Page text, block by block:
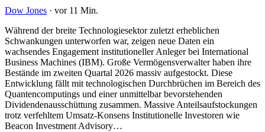
Dow Jones · vor 11 Min.
Während der breite Technologiesektor zuletzt erheblichen
Schwankungen unterworfen war, zeigen neue Daten ein
wachsendes Engagement institutioneller Anleger bei International
Business Machines (IBM). Große Vermögensverwalter haben ihre
Bestände im zweiten Quartal 2026 massiv aufgestockt. Diese
Entwicklung fällt mit technologischen Durchbrüchen im Bereich des
Quantencomputings und einer unmittelbar bevorstehenden
Dividendenausschüttung zusammen. Massive Anteilsaufstockungen
trotz verfehltem Umsatz-Konsens Institutionelle Investoren wie
Beacon Investment Advisory…